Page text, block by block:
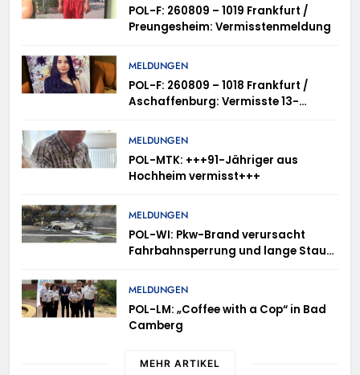
POL-F: 260809 – 1019 Frankfurt /
Preungesheim: Vermisstenmeldung
MELDUNGEN
POL-F: 260809 – 1018 Frankfurt /
Aschaffenburg: Vermisste 13-
MELDUNGEN
POL-MTK: +++91-Jähriger aus
Hochheim vermisst+++
MELDUNGEN
POL-WI: Pkw-Brand verursacht
Fahrbahnsperrung und lange Staus
MELDUNGEN
POL-LM: „Coffee with a Cop“ in Bad
Camberg
MEHR ARTIKEL